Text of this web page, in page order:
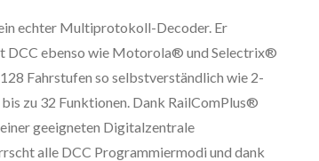
echter Multiprotokoll-Decoder. Er
DCC ebenso wie Motorola® und Selectrix®
Fahrstufen so selbstverständlich wie 2-
zu 32 Funktionen. Dank RailComPlus®
geeigneten Digitalzentrale
alle DCC Programmiermodi und dank